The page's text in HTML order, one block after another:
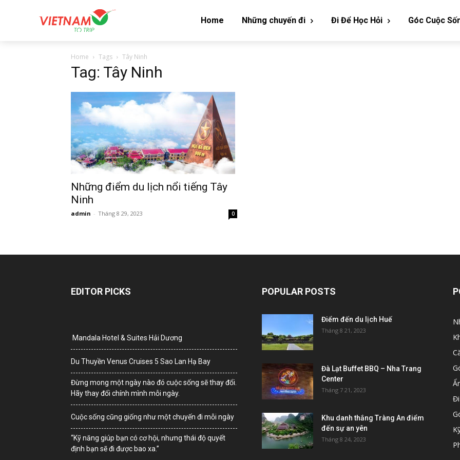
Home Những chuyến đi Đi Để Học Hỏi Góc Cuộc
Home Tags Tây Ninh
Tag: Tây Ninh
Những điểm du lịch nổi tiếng Tây
Ninh
admin - Tháng 8 29, 2023 0
EDITOR PICKS
Mandala Hotel & Suites Hải Dương
Du Thuyền Venus Cruises 5 Sao Lan Hạ Bay
Đừng mong một ngày nào đó cuộc sống sẽ thay đổi.
Hãy thay đổi chính mình mỗi ngày.
Cuộc sống cũng giống như một chuyến đi mỗi ngày
“Kỹ năng giúp bạn có cơ hội, nhưng thái độ quyết
định bạn sẽ đi được bao xa.”
POPULAR POSTS
Điểm đến du lịch Huế
Tháng 8 21, 2023
Đà Lạt Buffet BBQ – Nha Trang
Center
Tháng 7 21, 2023
Khu danh thắng Tràng An điểm
đến sự an yên
Tháng 8 24, 2023